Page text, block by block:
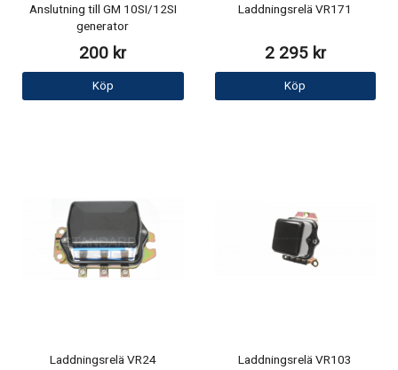
Anslutning till GM 10SI/12SI
generator
200 kr
Köp
Laddningsrelä VR171
2 295 kr
Köp
Laddningsrelä VR24 Laddningsrelä VR103